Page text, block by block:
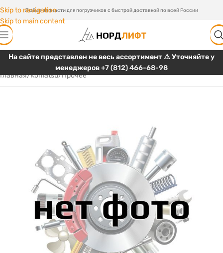
Skip to navigation
Skip to main content
Любые запчасти для погрузчиков с быстрой доставкой по всей России
На сайте представлен не весь ассортимент ⚠️ Уточняйте у
менеджеров+7 (812) 466-68-98
Главная/Komatsu/Прочее